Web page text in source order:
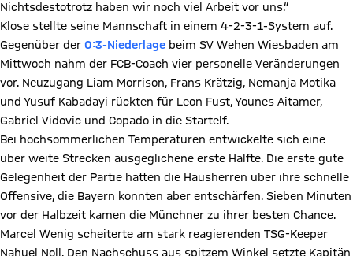
Nichtsdestotrotz haben wir noch viel Arbeit vor uns.“
Klose stellte seine Mannschaft in einem 4-2-3-1-System auf.
Gegenüber der 0:3-Niederlage beim SV Wehen Wiesbaden am
Mittwoch nahm der FCB-Coach vier personelle Veränderungen
vor. Neuzugang Liam Morrison, Frans Krätzig, Nemanja Motika
und Yusuf Kabadayi rückten für Leon Fust, Younes Aitamer,
Gabriel Vidovic und Copado in die Startelf.
Bei hochsommerlichen Temperaturen entwickelte sich eine
über weite Strecken ausgeglichene erste Hälfte. Die erste gute
Gelegenheit der Partie hatten die Hausherren über ihre schnelle
Offensive, die Bayern konnten aber entschärfen. Sieben Minuten
vor der Halbzeit kamen die Münchner zu ihrer besten Chance.
Marcel Wenig scheiterte am stark reagierenden TSG-Keeper
Nahuel Noll. Den Nachschuss aus spitzem Winkel setzte Kapitän